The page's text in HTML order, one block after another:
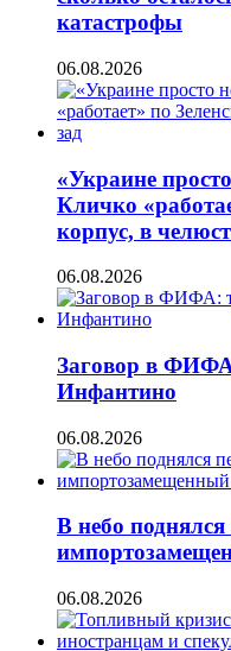
катастрофы
06.08.2026
«Украине
Кличко
корпус, в
06.08.2026
Заговор в
Инфантино
06.08.2026
В небо
06.08.2026